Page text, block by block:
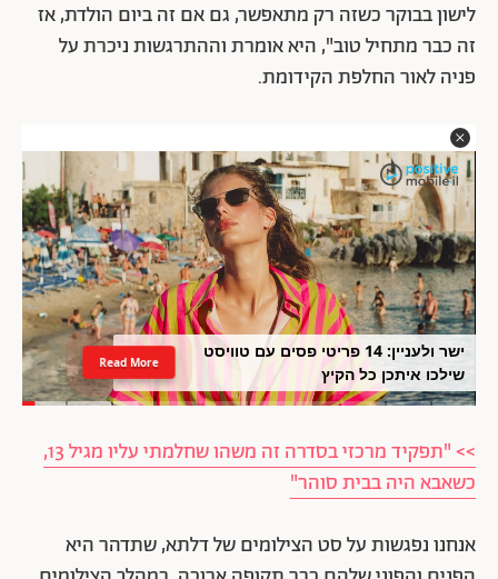
לישון בבוקר כשזה רק מתאפשר, גם אם זה ביום הולדת, אז
זה כבר מתחיל טוב", היא אומרת וההתרגשות ניכרת על
פניה לאור החלפת הקידומת.
ישר ולעניין: 14 פריטי פסים עם טוויסט
שילכו איתכן כל הקיץ
Read More
>> "תפקיד מרכזי בסדרה זה משהו שחלמתי עליו מגיל 13,
כשאבא היה בבית סוהר"
אנחנו נפגשות על סט הצילומים של דלתא, שתדהר היא